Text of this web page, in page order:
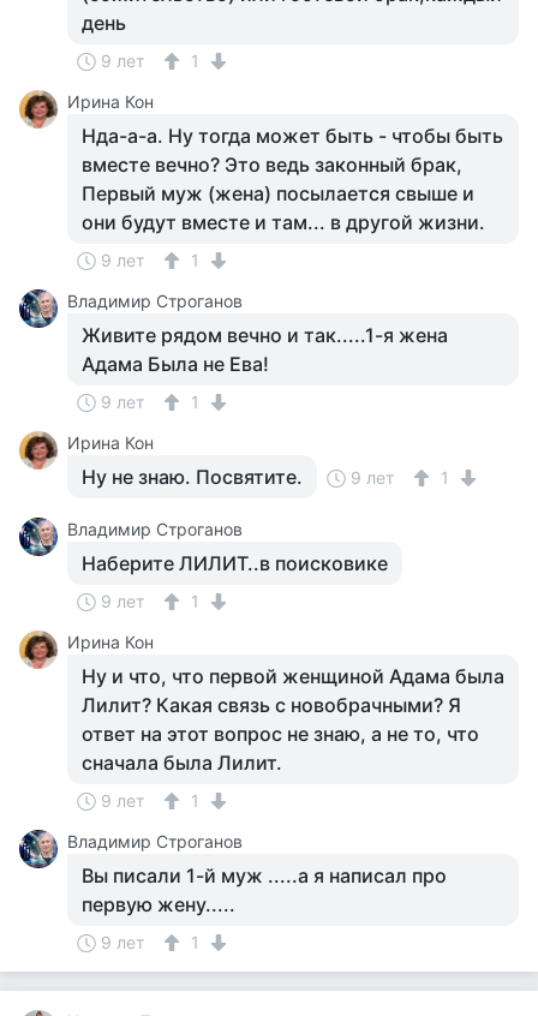
день
9 лет
1
Ирина Кон
Нда-а-а. Ну тогда может быть - чтобы быть
вместе вечно? Это ведь законный брак,
Первый муж (жена) посылается свыше и
они будут вместе и там... в другой жизни.
9 лет
1
Владимир Строганов
Живите рядом вечно и так.....1-я жена
Адама Была не Ева!
9 лет
1
Ирина Кон
Ну не знаю. Посвятите. 9 лет 1
Владимир Строганов
Наберите ЛИЛИТ..в поисковике
9 лет
1
Ирина Кон
Ну и что, что первой женщиной Адама была
Лилит? Какая связь с новобрачными? Я
ответ на этот вопрос не знаю, а не то, что
сначала была Лилит.
9 лет
1
Владимир Строганов
Вы писали 1-й муж .....а я написал про
первую жену.....
9 лет 1